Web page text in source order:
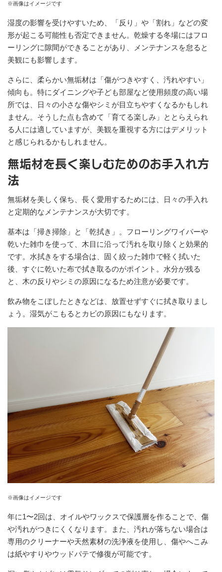
※画像はイメージです
湿度の影響を受けやすいため、「反り」や「割れ」などの変
形が起こる可能性も否定できません。乾燥する冬場にはフロ
ーリングに隙間ができることがあり、メンテナンスを怠ると
美観にも影響します。
さらに、柔らかい無垢材は「傷がつきやすく、汚れやすい」
傾向も。特にダイニングや子ども部屋など使用頻度の高い場
所では、日々の小さな傷やシミが目立ちやすくなるかもしれ
ません。そうした点も含めて「育てる楽しみ」ととらえられ
る人には適していますが、美観を重視する方にはデメリット
と感じられるかもしれません。
無垢材を長く楽しむためのお手入れ方
法
無垢材を美しく保ち、長く愛用するためには、日々の手入れ
と定期的なメンテナンスが大切です。
基本は「掃き掃除」と「乾拭き」。フローリングワイパーや
乾いた雑巾を使って、木目に沿って汚れを取り除くと効果的
です。水拭きをする場合は、固く絞った雑巾で軽く拭いた
後、すぐに乾いた布で拭き取るのがポイント。水分が残る
と、木の反りやシミの原因になるため注意が必要です。
飲み物をこぼしたときなどは、放置せずすぐに拭き取りまし
ょう。湿気がこもるとカビの原因にもなります。
※画像はイメージです
年に1〜2回は、オイルやワックスで保護層を作ることで、傷
や汚れがつきにくくなります。また、汚れが落ちない場合は
専用のクリーナーや天然素材の洗浄液を使用し、傷やへこみ
は紙やすりやウッドパテで修復が可能です。